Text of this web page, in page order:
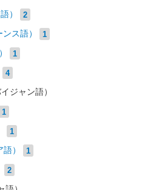
） 2
ス語） 1
1
4
ジャン語）
1
1
） 1
2